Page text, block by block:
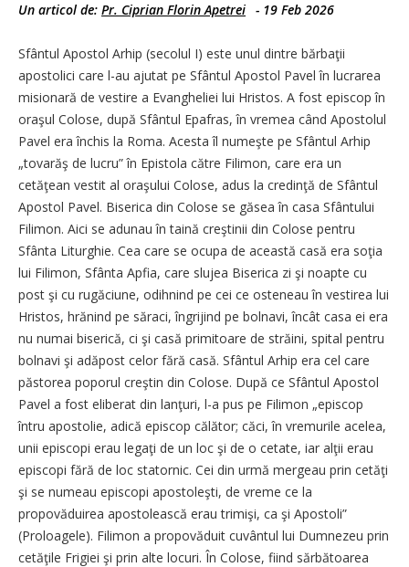
Un articol de: Pr. Ciprian Florin Apetrei - 19 Feb 2026
Sfântul Apostol Arhip (secolul I) este unul dintre bărbaţii
apostolici care l-au ajutat pe Sfântul Apostol Pavel în lucrarea
misionară de vestire a Evangheliei lui Hristos. A fost episcop în
oraşul Colose, după Sfântul Epafras, în vremea când Apostolul
Pavel era închis la Roma. Acesta îl numeşte pe Sfântul Arhip
„tovarăş de lucru” în Epistola către Filimon, care era un
cetăţean vestit al oraşului Colose, adus la credinţă de Sfântul
Apostol Pavel. Biserica din Colose se găsea în casa Sfântului
Filimon. Aici se adunau în taină creştinii din Colose pentru
Sfânta Liturghie. Cea care se ocupa de această casă era soţia
lui Filimon, Sfânta Apfia, care slujea Biserica zi şi noapte cu
post şi cu rugăciune, odihnind pe cei ce osteneau în vestirea lui
Hristos, hrănind pe săraci, îngrijind pe bolnavi, încât casa ei era
nu numai biserică, ci şi casă primitoare de străini, spital pentru
bolnavi şi adăpost celor fără casă. Sfântul Arhip era cel care
păstorea poporul creştin din Colose. După ce Sfântul Apostol
Pavel a fost eliberat din lanţuri, l-a pus pe Filimon „episcop
întru apostolie, adică episcop călător; căci, în vremurile acelea,
unii episcopi erau legaţi de un loc şi de o cetate, iar alţii erau
episcopi fără de loc statornic. Cei din urmă mergeau prin cetăţi
şi se numeau episcopi apostoleşti, de vreme ce la
propovăduirea apostolească erau trimişi, ca şi Apostoli”
(Proloagele). Filimon a propovăduit cuvântul lui Dumnezeu prin
cetăţile Frigiei şi prin alte locuri. În Colose, fiind sărbătoarea